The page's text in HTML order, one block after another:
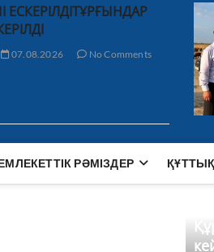
ЕСКЕРІЛДІТҰРҒЫНДАР
07.08.2026 No Comments
РӘМІЗДЕР